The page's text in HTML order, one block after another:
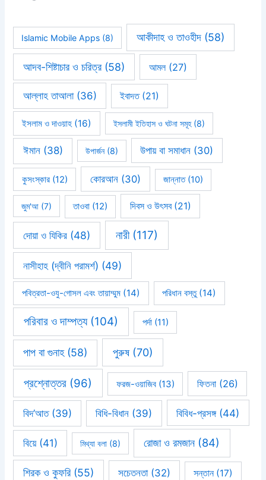
Islamic Mobile Apps (8) আকীদাহ ও তাওহীদ(58)
আদব-শিষ্টাচার ও চরিত্র(58) আমল(27)
আল্লাহ তাআলা(36) ইবাদত(21)
ইসলাম ও দাওয়াহ (16) ইসলামী ইতিহাস ও ঘটনা সমূহ(8)
ঈমান(38) উপার্জন(8) উপায় বা সমাধান (30)
কুসংস্কার(12) কোরআন (30) জান্নাত(10)
জুম'আ (7) তাওবা (12) দিবস ও উৎসব(21)
দোয়া ও যিকির (48) নারী(117)
নাসীহাহ (দ্বীনি পরামর্শ) (49)
পবিত্রতা-ওযু-গোসল এবং তায়াম্মুম (14) পরিধান বস্তু(14)
পরিবার ও দাম্পত্য(104) পর্দা(11)
পাপ বা গুনাহ(58) পুরুষ(70)
প্রশ্নোত্তর (96) ফরজ-ওয়াজিব(13) ফিতনা(26)
বিদ’আত(39) বিধি-বিধান (39) বিবিধ-প্রসঙ্গ(44)
বিয়ে(41) মিথ্যা বলা(8) রোজা ও রমজান (84)
শিরক ও কুফরি(55) সচেতনতা(32) সন্তান(17)